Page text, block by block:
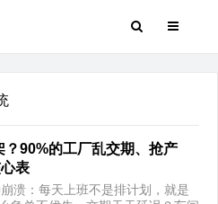
90%的工厂乱交期、抢产
表
溃：每天上班不是排计划，就是